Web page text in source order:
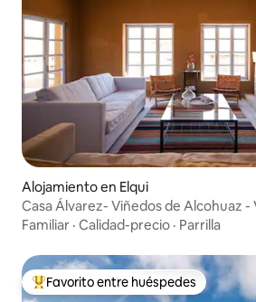
Alojamiento en Elqui
Casa Álvarez- Viñedos de Alcohuaz -
Familiar · Calidad-precio · Parrilla
Favorito entre huéspedes preferido
Favorito entre huéspedes